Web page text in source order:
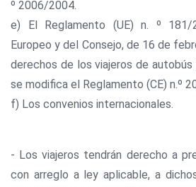
º 2006/2004.
e) El Reglamento (UE) n. º 181/
Europeo y del Consejo, de 16 de
derechos de los viajeros de
se modifica el Reglamento (CE) n.º
f) Los convenios internacionales.
- Los viajeros tendrán derecho a
con arreglo a ley aplicable, a